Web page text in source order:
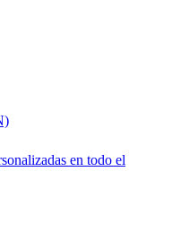
en todo el